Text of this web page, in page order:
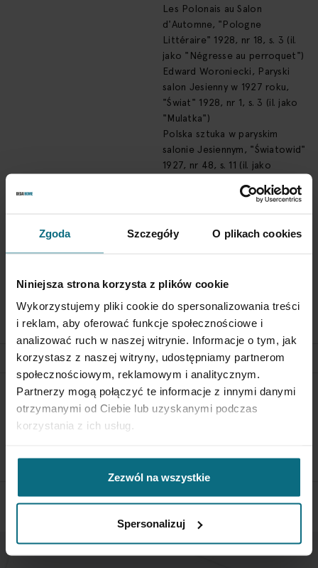
Zgoda Szczegóły O plikach cookies
Niniejsza strona korzysta z plików cookie
Wykorzystujemy pliki cookie do spersonalizowania treści
i reklam, aby oferować funkcje społecznościowe i
analizować ruch w naszej witrynie. Informacje o tym, jak
korzystasz z naszej witryny, udostępniamy partnerom
społecznościowym, reklamowym i analitycznym.
Partnerzy mogą połączyć te informacje z innymi danymi
otrzymanymi od Ciebie lub uzyskanymi podczas
korzystania z ich usług.
Zezwól na wszystkie
Spersonalizuj
Les Polonais au Salon
d'Automne, "Pologne
Littéraire" 1928, nr 18, s. 3 (il.
jako "Négresse au perroquet")
Edward Woroniecki, Paryski
salon Jesienny w 1927 roku,
"Świat" 1928, nr 1, s. 3 (il. jako
"Mulatka")
Polska sztuka w paryskim
salonie Jesiennym, "Światowid"
1927, nr 48, s. 11 (il. jako
"Le Crapouillot" 1927, nr 11 (il.)
1927, Narodowe Archiwum
Cyfrowe, sygn. 1-K-3767
WYSTAWIANY
Salon d'Automne, Grand Palais
des Champs Élysées, Paryż, 5
listopada - 18 grudnia 1927
POLITYKA ZWROTÓW
Aby zwrócić obiekt skontaktuj się z Biurem Obsługi w ciągu 3
dni od otrzymania przesyłki
SPRAWDŹ SZCZEGÓŁY